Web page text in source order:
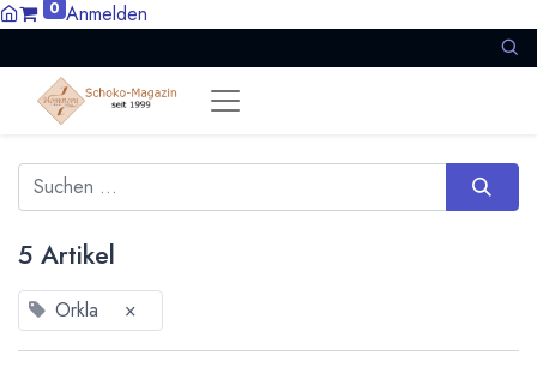
0 Anmelden
5 Artikel
Orkla ×